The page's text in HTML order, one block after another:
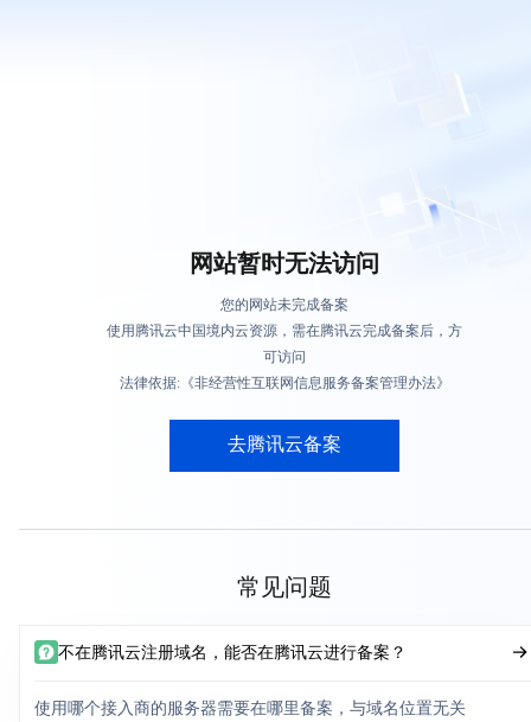
网站暂时无法访问
您的网站未完成备案
使用腾讯云中国境内云资源，需在腾讯云完成备案后，方
可访问
法律依据:《非经营性互联网信息服务备案管理办法》
去腾讯云备案
常见问题
不在腾讯云注册域名，能否在腾讯云进行备案？
使用哪个接入商的服务器需要在哪里备案，与域名位置无关